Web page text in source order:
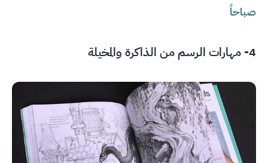
صباحاً
4- مهارات الرسم من الذاكرة والمخيلة